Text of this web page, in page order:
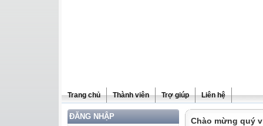
Trang chủ Thành viên Trợ giúp Liên hệ
ĐĂNG NHẬP Chào mừng quý